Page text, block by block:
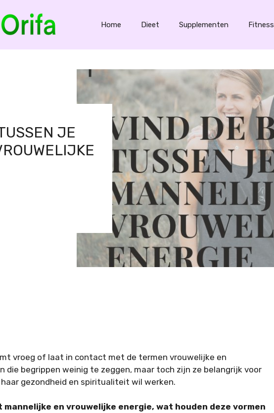
Home Dieet Supplementen Fitness
JE
vroeg of laat in contact met de termen vrouwelijke en
die begrippen weinig te zeggen, maar toch zijn ze belangrijk voor
gezondheid en spiritualiteit wil werken.
mannelijke en vrouwelijke energie, wat houden deze vormen